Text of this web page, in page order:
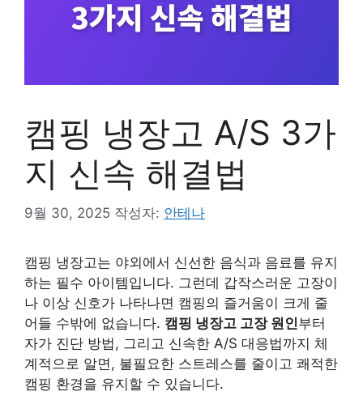
캠핑 냉장고 A/S 3가
지 신속 해결법
9월 30, 2025 작성자: 안테나
캠핑 냉장고는 야외에서 신선한 음식과 음료를 유지
하는 필수 아이템입니다. 그런데 갑작스러운 고장이
나 이상 신호가 나타나면 캠핑의 즐거움이 크게 줄
어들 수밖에 없습니다. 캠핑 냉장고 고장 원인부터
자가 진단 방법, 그리고 신속한 A/S 대응법까지 체
계적으로 알면, 불필요한 스트레스를 줄이고 쾌적한
캠핑 환경을 유지할 수 있습니다.